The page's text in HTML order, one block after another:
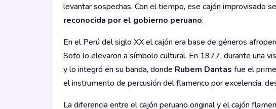
levantar sospechas. Con el tiempo, ese cajón improvisado
reconocida por el gobierno peruano.
En el Perú del siglo XX el cajón era base de géneros
Soto lo elevaron a símbolo cultural. En 1977, durante una
y lo integró en su banda, donde Rubem Dantas fue el
el instrumento de percusión del flamenco por excelencia,
La diferencia entre el cajón peruano original y el cajón